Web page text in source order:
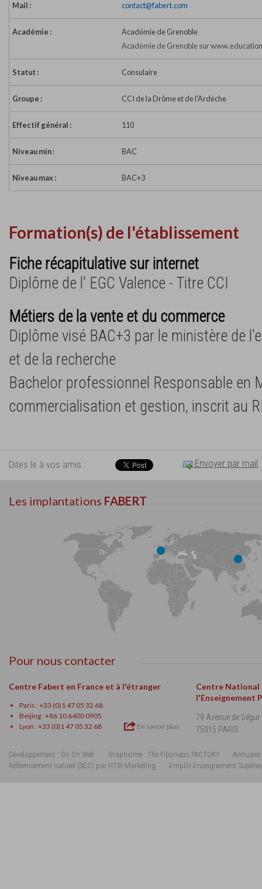
Mail : contact@fabert.com
Académie :
Académie de Grenoble
Académie de Grenoble sur
Statut : Consulaire
Groupe : CCI de la Drôme et de l'Ardèche
Effectif général : 110
Niveau min : BAC
Niveau max : BAC+3
Formation(s) de l'établissement
Fiche récapitulative sur internet
Diplôme de l' EGC Valence - Titre CCI
Métiers de la vente et du commerce
Diplôme visé BAC+3 par le ministère de
et de la recherche
Bachelor professionnel Responsable en
commercialisation et gestion, inscrit au
Dites le à vos amis : Envoyer par mail
Les implantations FABERT
Pour nous contacter
Centre Fabert en France et à l'étranger
Paris : +33 (0)1 47 05 32 68
Beijing : +86 10 6400 0905
Lyon : +33 (0)1 47 05 32 68
En savoir plus
Centre National
l'Enseignement
79 Avenue de Ségur
75015 PARIS
Développement : Go On Web Graphisme : The Fibonacci FACTORY
Annuaire
Référencement naturel (SEO) par HTW-Marketing
Emploi Enseignement